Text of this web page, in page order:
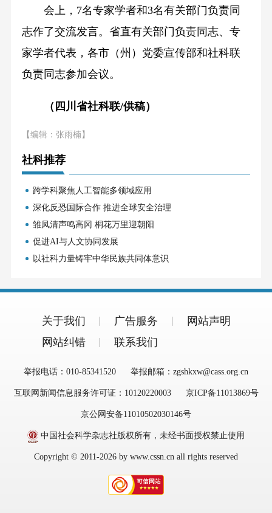
会上，7名专家学者和3名有关部门负责同
志作了交流发言。省直有关部门负责同志、专
家学者代表，各市（州）党委宣传部和社科联
负责同志参加会议。
（四川省社科联/供稿）
【编辑：张雨楠】
社科推荐
跨学科聚焦人工智能多领域应用
深化反恐国际合作 推进全球安全治理
雏凤清声鸣高冈 桐花万里迎朝阳
促进AI与人文协同发展
以社科力量铸牢中华民族共同体意识
关于我们 广告服务
网站声明
网站纠错
联系我们
举报电话：010-85341520 举报邮箱：zgshkxw@cass.org.cn
互联网新闻信息服务许可证：10120220003 京ICP备11013869号
京公网安备11010502030146号
中国社会科学杂志社版权所有，未经书面授权禁止使用
Copyright © 2011-2026 by www.cssn.cn all rights reserved